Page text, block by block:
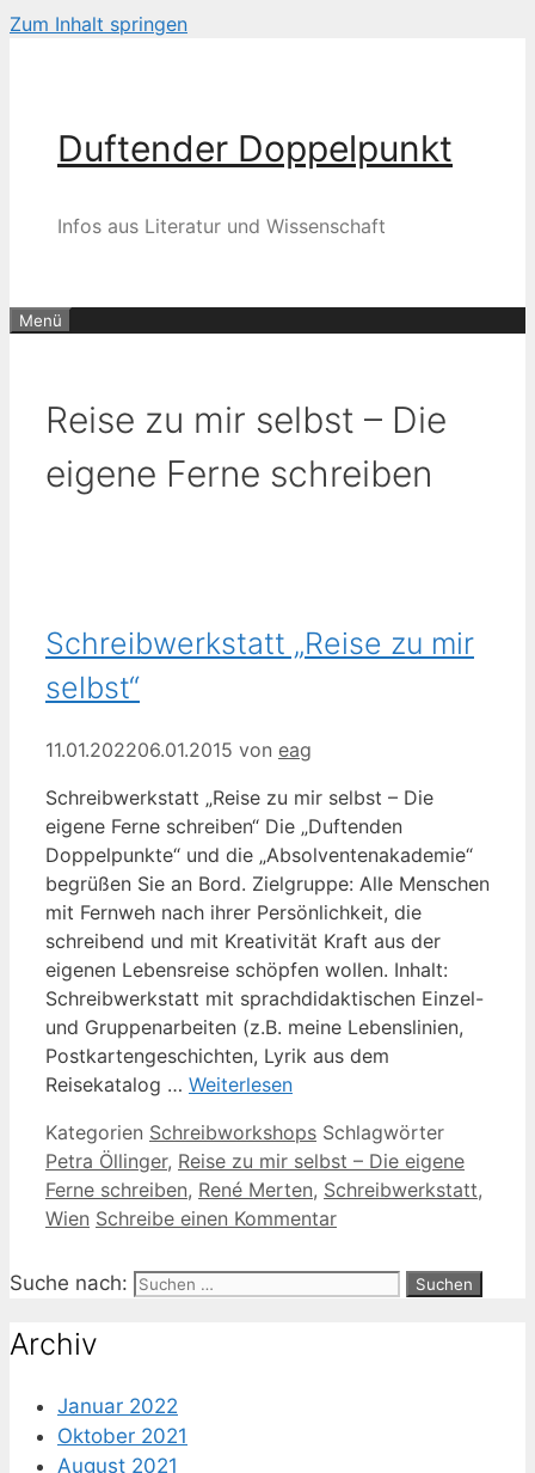
Zum Inhalt springen
Duftender Doppelpunkt
Infos aus Literatur und Wissenschaft
Menü
Reise zu mir selbst – Die
eigene Ferne schreiben
Schreibwerkstatt „Reise zu mir
selbst“
11.01.202206.01.2015 von eag
Schreibwerkstatt „Reise zu mir selbst – Die
eigene Ferne schreiben“ Die „Duftenden
Doppelpunkte“ und die „Absolventenakademie“
begrüßen Sie an Bord. Zielgruppe: Alle Menschen
mit Fernweh nach ihrer Persönlichkeit, die
schreibend und mit Kreativität Kraft aus der
eigenen Lebensreise schöpfen wollen. Inhalt:
Schreibwerkstatt mit sprachdidaktischen Einzel-
und Gruppenarbeiten (z.B. meine Lebenslinien,
Postkartengeschichten, Lyrik aus dem
Reisekatalog … Weiterlesen
Kategorien Schreibworkshops Schlagwörter
Petra Öllinger, Reise zu mir selbst – Die eigene
Ferne schreiben, René Merten, Schreibwerkstatt,
Wien Schreibe einen Kommentar
Suche nach:
Archiv
Januar 2022
Oktober 2021
August 2021